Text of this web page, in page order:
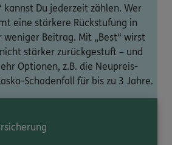
kannst Du jederzeit zählen. Wer
eine stärkere Rückstufung in
weniger Beitrag. Mit „Best“ wirst
stärker zurückgestuft – und
Optionen, z.B. die Neupreis-
Schadenfall für bis zu 3 Jahre.